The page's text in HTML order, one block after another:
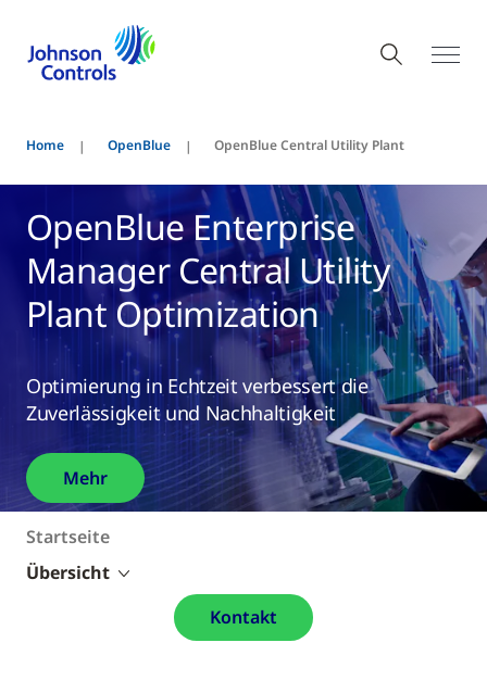
Home OpenBlue OpenBlue Central Utility Plant
OpenBlue Enterprise
Manager Central Utility
Plant Optimization
Optimierung in Echtzeit verbessert die
Zuverlässigkeit und Nachhaltigkeit
Mehr
Startseite
Übersicht
Kontakt